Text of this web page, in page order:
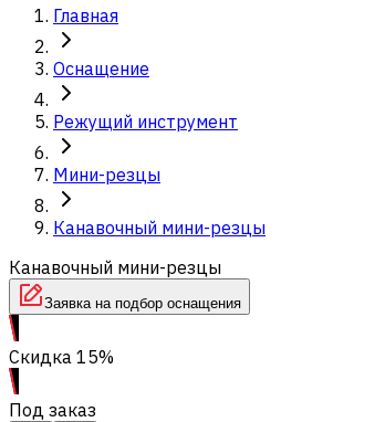
Главная
Оснащение
Режущий инструмент
Мини-резцы
Канавочный мини-резцы
Канавочный мини-резцы
Заявка на подбор оснащения
Скидка 15%
Под заказ